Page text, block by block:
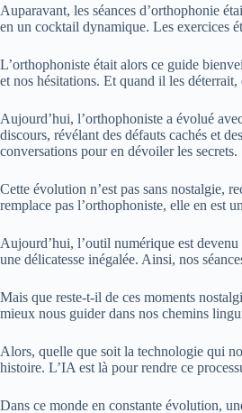
Auparavant, les séances d’orthophonie
en un cocktail dynamique. Les exercices
L’orthophoniste était alors ce guide
et nos hésitations. Et quand il les
Aujourd’hui, l’orthophoniste a évolué
discours, révélant des défauts cachés et
conversations pour en dévoiler les secrets.
Cette évolution n’est pas sans nostalgie,
remplace pas l’orthophoniste, elle en est
Aujourd’hui, l’outil numérique est
une délicatesse inégalée. Ainsi, nos
Mais que reste-t-il de ces moments
mieux nous guider dans nos chemins
Alors, quelle que soit la technologie qui
histoire. L’IA est là pour rendre ce
Dans ce monde en constante évolution,